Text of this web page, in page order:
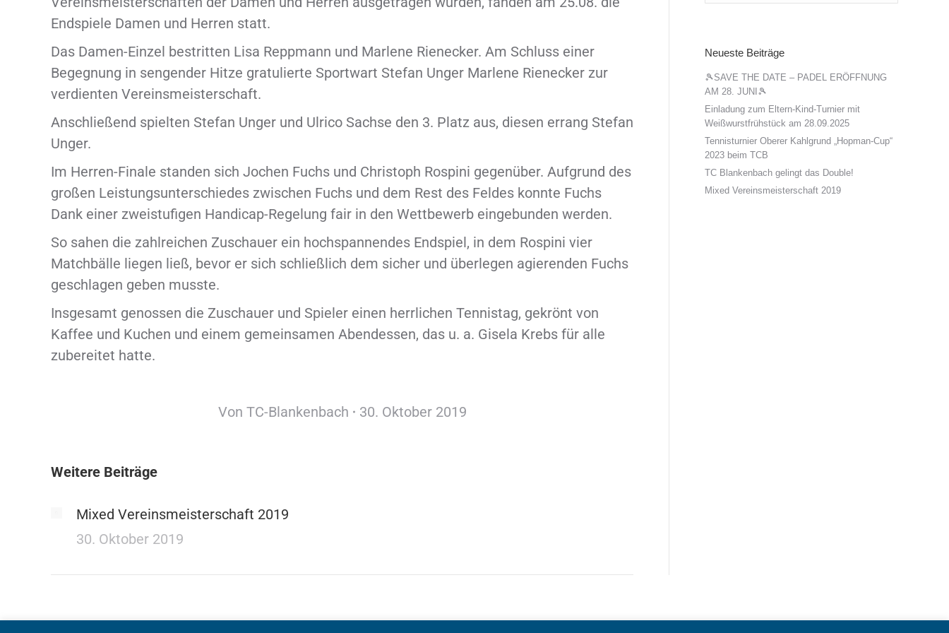
Endspiele Damen und Herren statt.
Das Damen-Einzel bestritten Lisa Reppmann und Marlene Rienecker. Am Schluss einer
Begegnung in sengender Hitze gratulierte Sportwart Stefan Unger Marlene Rienecker zur
verdienten Vereinsmeisterschaft.
Anschließend spielten Stefan Unger und Ulrico Sachse den 3. Platz aus, diesen errang Stefan
Unger.
Im Herren-Finale standen sich Jochen Fuchs und Christoph Rospini gegenüber. Aufgrund des
großen Leistungsunterschiedes zwischen Fuchs und dem Rest des Feldes konnte Fuchs
Dank einer zweistufigen Handicap-Regelung fair in den Wettbewerb eingebunden werden.
So sahen die zahlreichen Zuschauer ein hochspannendes Endspiel, in dem Rospini vier
Matchbälle liegen ließ, bevor er sich schließlich dem sicher und überlegen agierenden Fuchs
geschlagen geben musste.
Insgesamt genossen die Zuschauer und Spieler einen herrlichen Tennistag, gekrönt von
Kaffee und Kuchen und einem gemeinsamen Abendessen, das u. a. Gisela Krebs für alle
zubereitet hatte.
Von TC-Blankenbach 30. Oktober 2019
Weitere Beiträge
Mixed Vereinsmeisterschaft 2019
30. Oktober 2019
Neueste Beiträge
🎾SAVE THE DATE – PADEL ERÖFFNUNG
AM 28. JUNI🎾
Einladung zum Eltern-Kind-Turnier mit
Weißwurstfrühstück am 28.09.2025
Tennisturnier Oberer Kahlgrund „Hopman-Cup“
2023 beim TCB
TC Blankenbach gelingt das Double!
Mixed Vereinsmeisterschaft 2019